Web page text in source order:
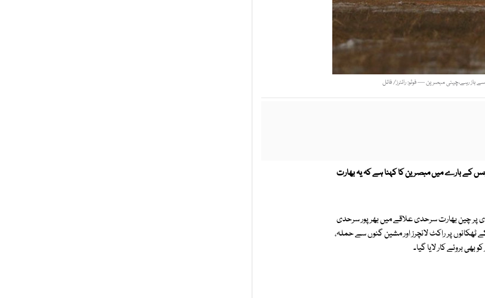
رہے،چینی مبصرین — فوٹو: رائٹرز/ فائل
کے بارے میں مبصرین کا کہنا ہے کہ یہ بھارت
کی رپورٹ کے مطابق چینی فوجیوں نے 5 ہزار میٹر کی بلندی پر چین بھارت سرحدی علاقے میں بھرپور سرحدی
پر راکٹ لانچرز اور مشین گنوں سے حملہ،
بروئے کار لایا گیا۔